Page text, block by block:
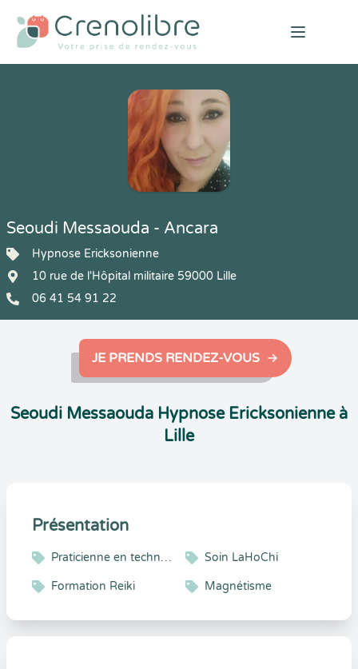
Open
Seoudi Messaouda - Ancara
Hypnose Ericksonienne
10 rue de l'Hôpital militaire 59000 Lille
06 41 54 91 22
JE PRENDS RENDEZ-VOUS
Seoudi Messaouda Hypnose Ericksonienne à
Lille
Présentation
Praticienne en techniques énergétiques Soin LaHoChi
Formation Reiki Magnétisme